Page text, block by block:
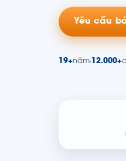
Yêu cầu
19+năm 12.000+